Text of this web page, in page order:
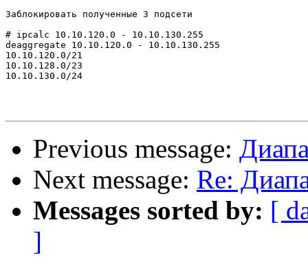
Заблокировать полученные 3 подсети
# ipcalc 10.10.120.0 - 10.10.130.255
deaggregate 10.10.120.0 - 10.10.130.255
10.10.120.0/21
10.10.128.0/23
10.10.130.0/24
Previous message:
Next message: Re:
Messages sorted by: [
]